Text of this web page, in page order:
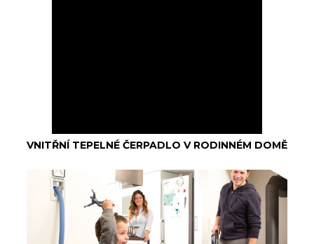
VNITŘNÍ TEPELNÉ ČERPADLO V RODINNÉM DOMĚ